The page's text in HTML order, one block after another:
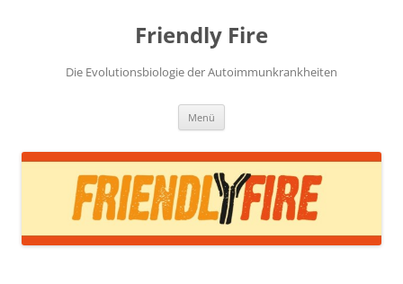
Friendly Fire
Die Evolutionsbiologie der Autoimmunkrankheiten
Menü